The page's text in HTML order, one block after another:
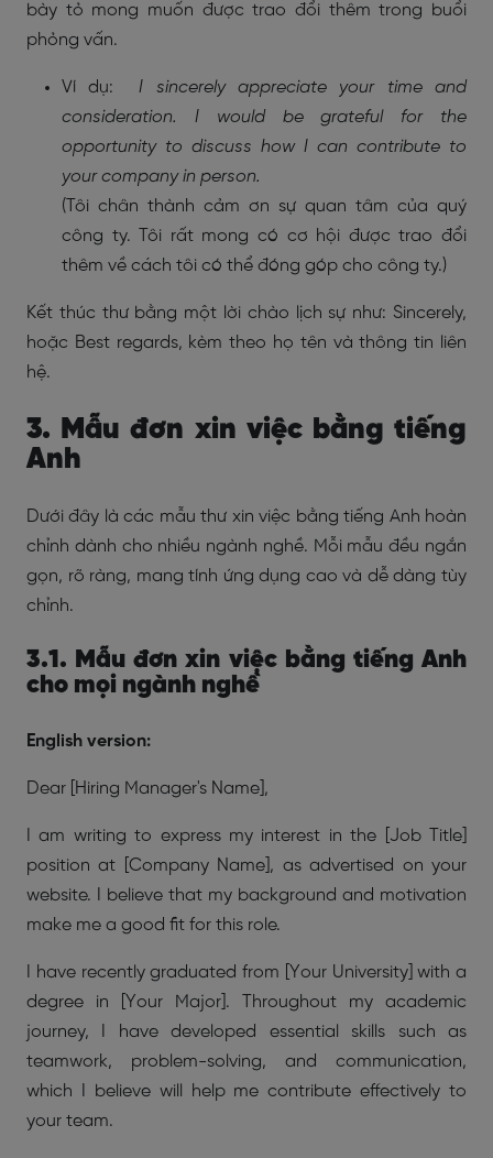
bày tỏ mong muốn được trao đổi thêm trong buổi
phỏng vấn.
Ví dụ:I sincerely appreciate your time and
consideration. I would be grateful for the
opportunity to discuss how I can contribute to
your company in person.
(Tôi chân thành cảm ơn sự quan tâm của quý
công ty. Tôi rất mong có cơ hội được trao đổi
thêm về cách tôi có thể đóng góp cho công ty.)
Kết thúc thư bằng một lời chào lịch sự như: Sincerely,
hoặc Best regards, kèm theo họ tên và thông tin liên
hệ.
3. Mẫu đơn xin việc bằng tiếng
Anh
Dưới đây là các mẫu thư xin việc bằng tiếng Anh hoàn
chỉnh dành cho nhiều ngành nghề. Mỗi mẫu đều ngắn
gọn, rõ ràng, mang tính ứng dụng cao và dễ dàng tùy
chỉnh.
3.1. Mẫu đơn xin việc bằng tiếng Anh
cho mọi ngành nghề
English version:
Dear [Hiring Manager's Name],
I am writing to express my interest in the [Job Title]
position at [Company Name], as advertised on your
website. I believe that my background and motivation
make me a good fit for this role.
I have recently graduated from [Your University] with a
degree in [Your Major]. Throughout my academic
journey, I have developed essential skills such as
teamwork, problem-solving, and communication,
which I believe will help me contribute effectively to
your team.